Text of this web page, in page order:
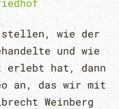
stellen, wie der
und wie
erlebt hat, dann
an, das wir mit
Weinberg